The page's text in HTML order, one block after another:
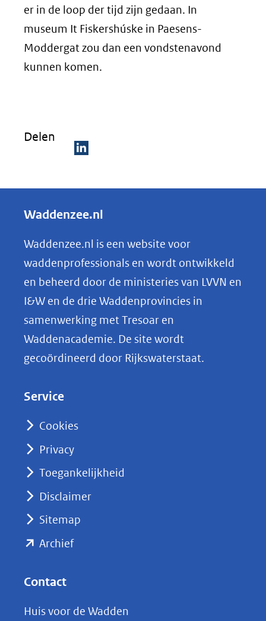
er in de loop der tijd zijn gedaan. In
museum It Fiskershúske in Paesens-
Moddergat zou dan een vondstenavond
kunnen komen.
Delen
e
e
n
o
p
k
e
nieuw
naar
Waddenzee.nl
Waddenzee.nl is een website voor
waddenprofessionals en wordt ontwikkeld
en beheerd door de ministeries van LVVN en
I&W en de drie Waddenprovincies in
samenwerking met Tresoar en
Waddenacademie. De site wordt
gecoördineerd door Rijkswaterstaat.
Service
Cookies
Privacy
Toegankelijkheid
Disclaimer
Sitemap
Archief(opent
Contact
Huis voor de Wadden